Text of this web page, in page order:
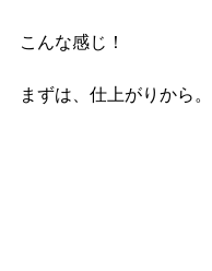
こんな感じ！
まずは、仕上がりから。